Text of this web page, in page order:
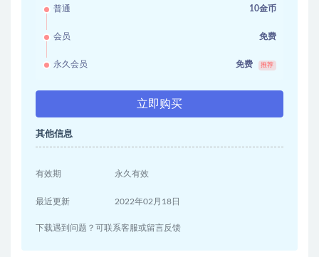
普通 10金币
会员 免费
永久会员 免费 推荐
立即购买
其他信息
有效期 永久有效
最近更新 2022年02月18日
下载遇到问题？可联系客服或留言反馈